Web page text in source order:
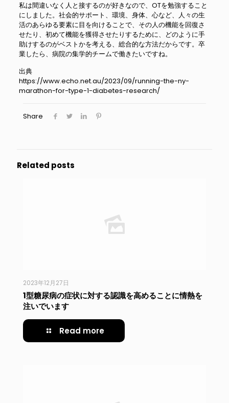
私は間違いなく人と接するのが好きなので、OTを勉強すること
にしました。社会的サポート、環境、身体、心など、人々の生
活のあらゆる要素に目を向けることで、その人の機能を回復さ
せたり、初めて機能を獲得させたりするために、どのように手
助けするのがベストかを考える、総合的な方法だからです。卒
業したら、病院の集学的チームで働きたいですね。
出典
https://www.echo.net.au/2023/09/running-the-ny-
marathon-for-type-1-diabetes-research/
Share
Related posts
2023年12月27日
1型糖尿病の症状に対する認識を高めることに情熱を
注いでいます
Read more